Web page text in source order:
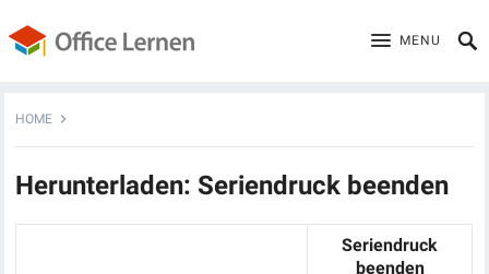
MENU
HOME
Herunterladen: Seriendruck beenden
Seriendruck
beenden